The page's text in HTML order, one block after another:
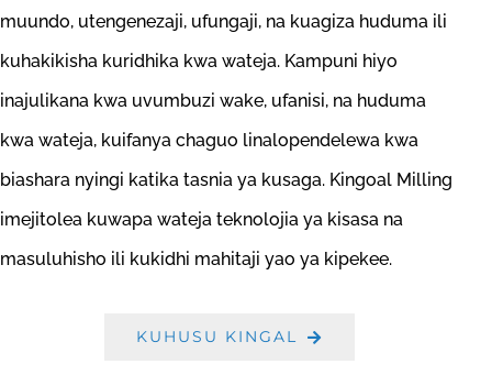
muundo, utengenezaji, ufungaji, na kuagiza huduma ili
kuhakikisha kuridhika kwa wateja. Kampuni hiyo
inajulikana kwa uvumbuzi wake, ufanisi, na huduma
kwa wateja, kuifanya chaguo linalopendelewa kwa
biashara nyingi katika tasnia ya kusaga. Kingoal Milling
imejitolea kuwapa wateja teknolojia ya kisasa na
masuluhisho ili kukidhi mahitaji yao ya kipekee.
KUHUSU KINGAL